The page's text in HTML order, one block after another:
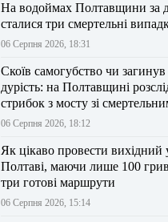
На водоймах Полтавщини за
сталися три смертельні
06 Серпня 2026, 18:31
Скоїв самогубство чи загинув
дурість: на Полтавщині
стрибок з мосту зі
результатом
06 Серпня 2026, 18:12
Як цікаво провести вихідний
Полтаві, маючи лише 100
три готові маршрути
06 Серпня 2026, 15:14